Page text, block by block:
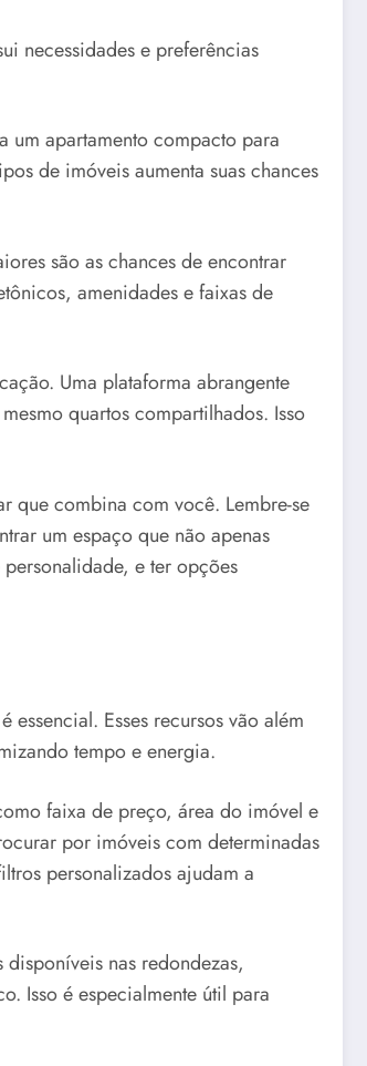
necessidades e preferências
um apartamento compacto para
de imóveis aumenta suas chances
são as chances de encontrar
amenidades e faixas de
Uma plataforma abrangente
quartos compartilhados. Isso
que combina com você. Lembre-se
um espaço que não apenas
e ter opções
Esses recursos vão além
tempo e energia.
faixa de preço, área do imóvel e
por imóveis com determinadas
personalizados ajudam a
nas redondezas,
Isso é especialmente útil para